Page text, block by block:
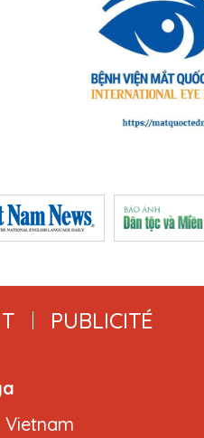
PUBLICITÉ
Vietnam